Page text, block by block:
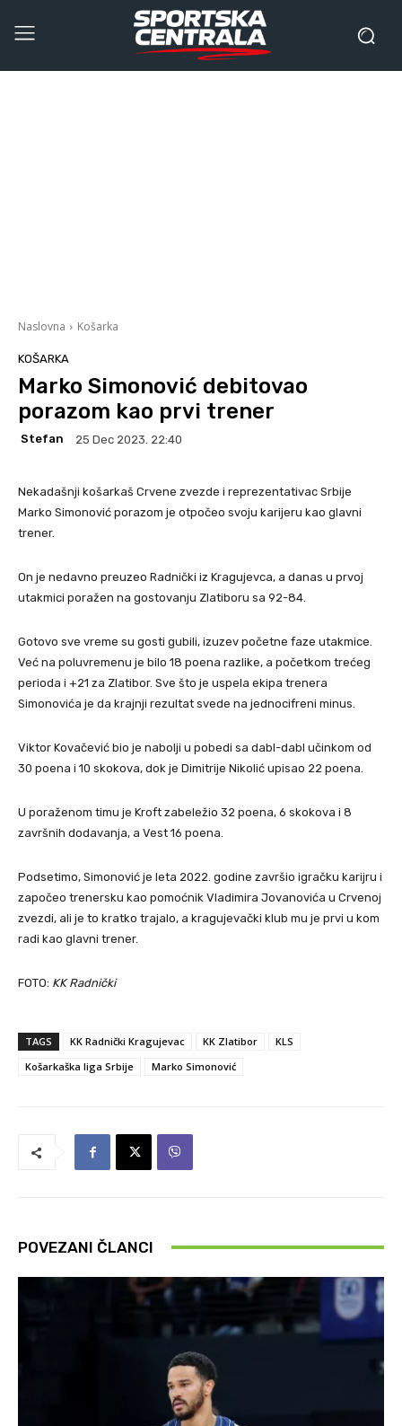
Naslovna Košarka
KOŠARKA
Marko Simonović debitovao
porazom kao prvi trener
Stefan 25 Dec 2023. 22:40
Nekadašnji košarkaš Crvene zvezde i reprezentativac Srbije
Marko Simonović porazom je otpočeo svoju karijeru kao glavni
trener.
On je nedavno preuzeo Radnički iz Kragujevca, a danas u prvoj
utakmici poražen na gostovanju Zlatiboru sa 92-84.
Gotovo sve vreme su gosti gubili, izuzev početne faze utakmice.
Već na poluvremenu je bilo 18 poena razlike, a početkom trećeg
perioda i +21 za Zlatibor. Sve što je uspela ekipa trenera
Simonovića je da krajnji rezultat svede na jednocifreni minus.
Viktor Kovačević bio je nabolji u pobedi sa dabl-dabl učinkom od
30 poena i 10 skokova, dok je Dimitrije Nikolić upisao 22 poena.
U poraženom timu je Kroft zabeležio 32 poena, 6 skokova i 8
završnih dodavanja, a Vest 16 poena.
Podsetimo, Simonović je leta 2022. godine završio igračku karijru i
započeo trenersku kao pomoćnik Vladimira Jovanovića u Crvenoj
zvezdi, ali je to kratko trajalo, a kragujevački klub mu je prvi u kom
radi kao glavni trener.
FOTO: KK Radnički
TAGS KK Radnički Kragujevac KK Zlatibor
KLS
Košarkaška liga Srbije
Marko Simonović
POVEZANI ČLANCI